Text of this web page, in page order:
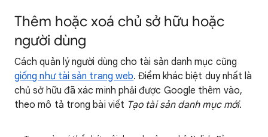
Thêm hoặc xoá chủ sở hữu hoặc
người dùng
Cách quản lý người dùng cho tài sản danh mục cũng
giống như tài sản trang web. Điểm khác biệt duy nhất là
chủ sở hữu đã xác minh phải được Google thêm vào,
theo mô tả trong bài viết Tạo tài sản danh mục mới.